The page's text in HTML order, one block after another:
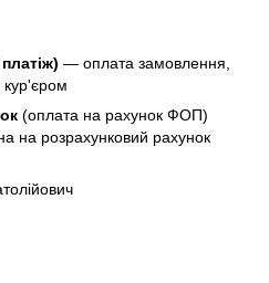
— оплата замовлення,
кур'єром
(оплата на рахунок ФОП)
на розрахунковий рахунок